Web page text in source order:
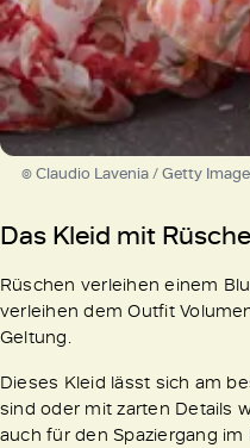
© Claudio Lavenia / Getty
Das Kleid mit
Rüschen verleihen einem
verleihen dem Outfit
Geltung.
Dieses Kleid lässt sich am
sind oder mit zarten Details
auch für den Spaziergang